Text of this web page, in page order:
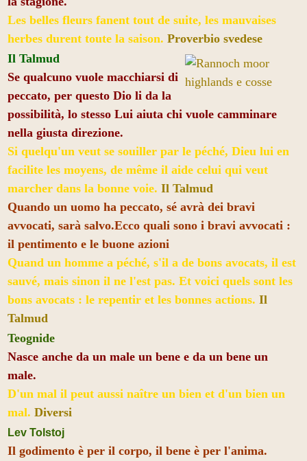
Les belles fleurs fanent tout de suite, les mauvaises
herbes durent toute la saison. Proverbio svedese
Il Talmud
Se qualcuno vuole macchiarsi di
peccato, per questo Dio li da la
possibilità, lo stesso Lui aiuta chi vuole camminare
nella giusta direzione.
Si quelqu'un veut se souiller par le péché, Dieu lui en
facilite les moyens, de même il aide celui qui veut
marcher dans la bonne voie. Il Talmud
Quando un uomo ha peccato, sé avrà dei bravi
avvocati, sarà salvo.Ecco quali sono i bravi avvocati :
il pentimento e le buone azioni
Quand un homme a péché, s'il a de bons avocats, il est
sauvé, mais sinon il ne l'est pas. Et voici quels sont les
bons avocats : le repentir et les bonnes actions. Il
Talmud
Teognide
Nasce anche da un male un bene e da un bene un
male.
D'un mal il peut aussi naître un bien et d'un bien un
mal. Diversi
Lev Tolstoj
Il godimento è per il corpo, il bene è per l'anima.